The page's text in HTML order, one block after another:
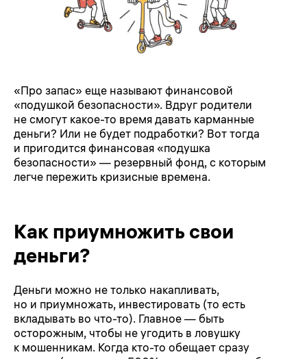
«Про запас» еще называют финансовой
«подушкой безопасности». Вдруг родители
не смогут какое-то время давать карманные
деньги? Или не будет подработки? Вот тогда
и пригодится финансовая «подушка
безопасности» — резервный фонд, с которым
легче пережить кризисные времена.
Как приумножить свои
деньги?
Деньги можно не только накапливать,
но и приумножать, инвестировать (то есть
вкладывать во что-то). Главное — быть
осторожным, чтобы не угодить в ловушку
к мошенникам. Когда кто-то обещает сразу